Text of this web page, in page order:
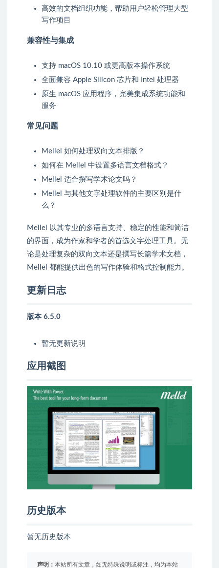
高效的文档组织功能，帮助用户轻松管理大型
写作项目
兼容性与集成
支持 macOS 10.10 或更高版本操作系统
全面兼容 Apple Silicon 芯片和 Intel 处理器
原生 macOS 应用程序，完美集成系统功能和
服务
常见问题
Mellel 如何处理双向文本排版？
如何在 Mellel 中设置多语言文档格式？
Mellel 适合撰写学术论文吗？
Mellel 与其他文字处理软件的主要区别是什
么？
Mellel 以其专业的多语言支持、稳定的性能和简洁
的界面，成为作家和学者的首选文字处理工具。无
论是处理复杂的双向文本还是撰写长篇学术文档，
Mellel 都能提供出色的写作体验和格式控制能力。
更新日志
版本 6.5.0
暂无更新说明
应用截图
历史版本
暂无历史版本
声明： 本站所有文章，如无特殊说明或标注，均为本站